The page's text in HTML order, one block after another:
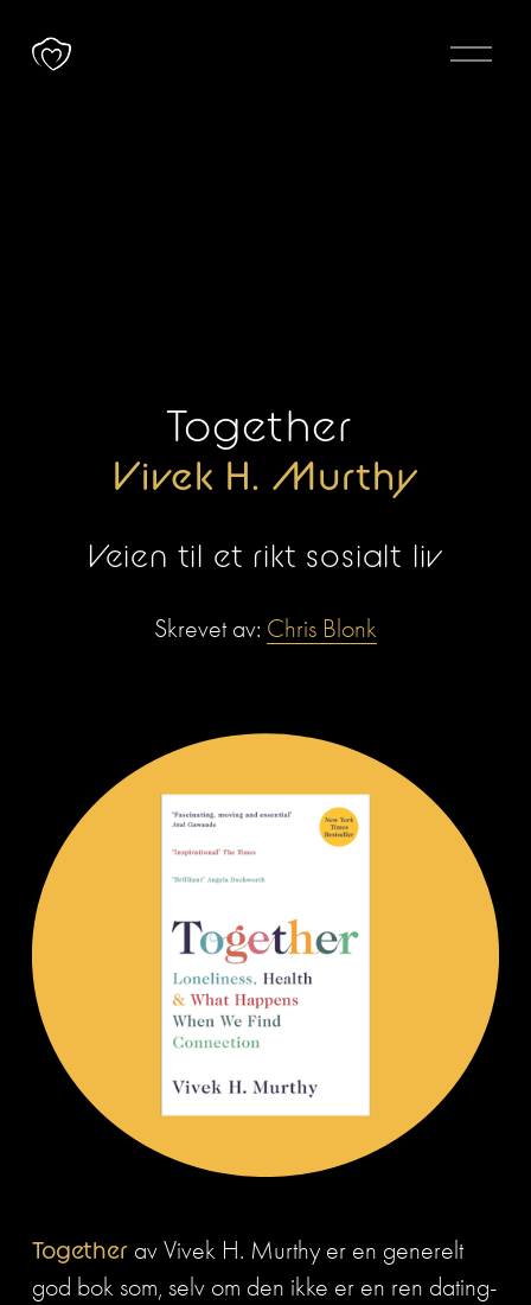
Å
Together
Vivek H. Murthy
Veien til et rikt sosialt liv
Skrevet av: Chris Blonk
Together av Vivek H. Murthy er en generelt
god bok som, selv om den ikke er en ren dating-